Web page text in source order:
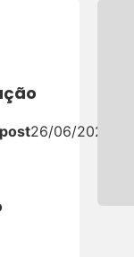
post26/06/2026